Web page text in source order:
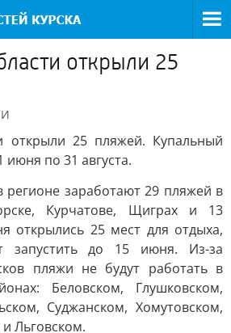
открыли 25
открыли 25 пляжей. Купальный
июня по 31 августа.
регионе заработают 29 пляжей в
Курчатове, Щиграх и 13
открылись 25 мест для отдыха,
запустить до 15 июня. Из-за
пляжи не будут работать в
Беловском, Глушковском,
Суджанском, Хомутовском,
Льговском.